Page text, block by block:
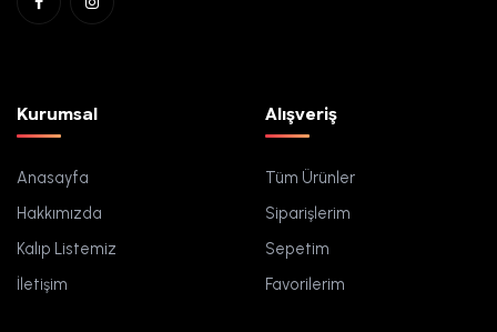
Kurumsal
Anasayfa
Hakkımızda
Kalıp Listemiz
İletişim
Alışveriş
Tüm Ürünler
Siparişlerim
Sepetim
Favorilerim